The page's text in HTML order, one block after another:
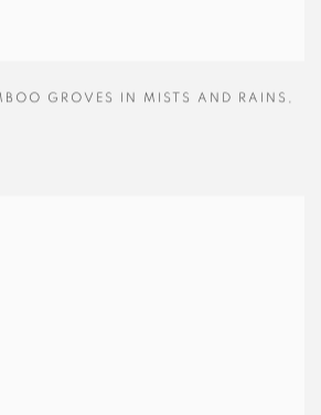
GROVES IN MISTS AND RAINS ,